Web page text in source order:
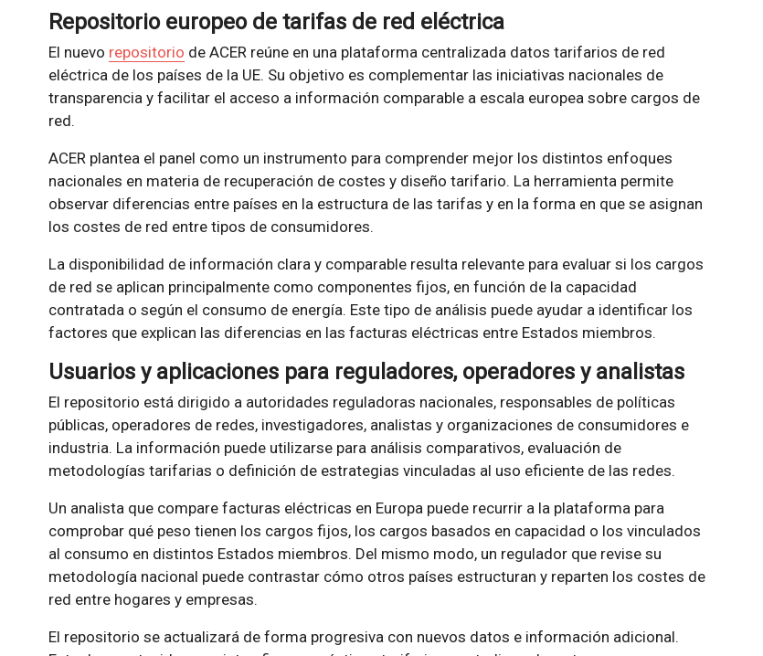
Repositorio europeo de tarifas de red eléctrica
El nuevo repositorio de ACER reúne en una plataforma centralizada datos tarifarios de red
eléctrica de los países de la UE. Su objetivo es complementar las iniciativas nacionales de
transparencia y facilitar el acceso a información comparable a escala europea sobre cargos de
red.
ACER plantea el panel como un instrumento para comprender mejor los distintos enfoques
nacionales en materia de recuperación de costes y diseño tarifario. La herramienta permite
observar diferencias entre países en la estructura de las tarifas y en la forma en que se asignan
los costes de red entre tipos de consumidores.
La disponibilidad de información clara y comparable resulta relevante para evaluar si los cargos
de red se aplican principalmente como componentes fijos, en función de la capacidad
contratada o según el consumo de energía. Este tipo de análisis puede ayudar a identificar los
factores que explican las diferencias en las facturas eléctricas entre Estados miembros.
Usuarios y aplicaciones para reguladores, operadores y analistas
El repositorio está dirigido a autoridades reguladoras nacionales, responsables de políticas
públicas, operadores de redes, investigadores, analistas y organizaciones de consumidores e
industria. La información puede utilizarse para análisis comparativos, evaluación de
metodologías tarifarias o definición de estrategias vinculadas al uso eficiente de las redes.
Un analista que compare facturas eléctricas en Europa puede recurrir a la plataforma para
comprobar qué peso tienen los cargos fijos, los cargos basados en capacidad o los vinculados
al consumo en distintos Estados miembros. Del mismo modo, un regulador que revise su
metodología nacional puede contrastar cómo otros países estructuran y reparten los costes de
red entre hogares y empresas.
El repositorio se actualizará de forma progresiva con nuevos datos e información adicional.